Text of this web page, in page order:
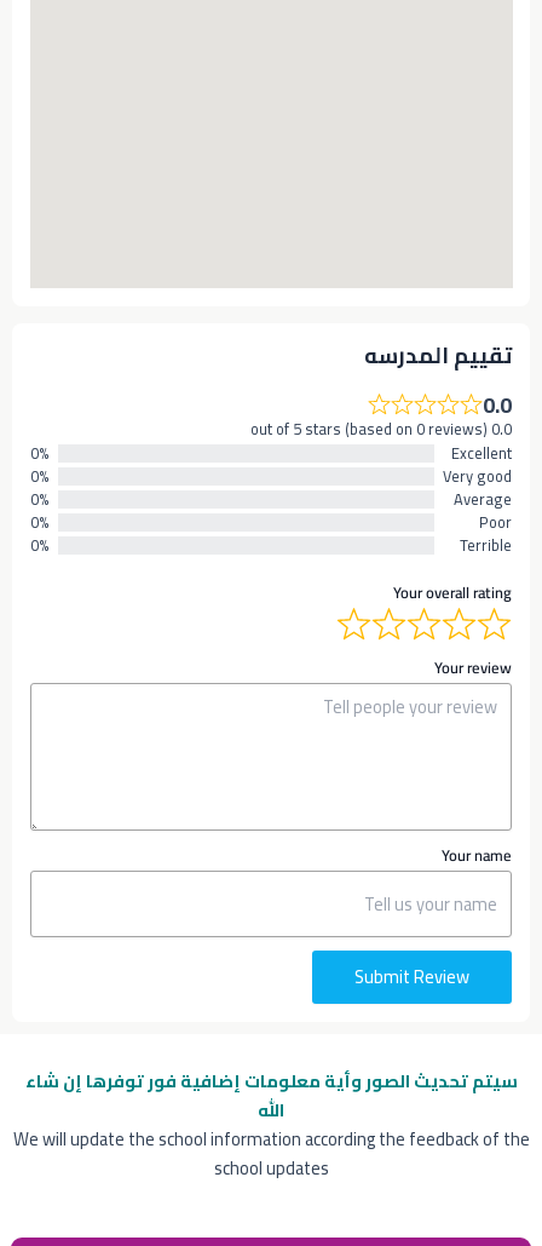
سيتم تحديث الصور وأية معلومات إضافيةفور توفرها إن شاء
الله
We will update the school information according the feedback of the
school updates
تقييم المدرسه
0.0
0.0 out of 5 stars (based on 0 reviews)
Excellent
0%
Very good
0%
Average
0%
Poor
0%
Terrible
0%
Your overall rating
Your review
Your name
Submit Review